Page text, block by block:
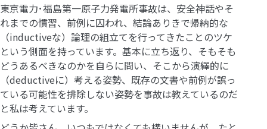
東京電力･福島第一原子力発電所事故は、安全神話やそ
れまでの慣習、前例に囚われ、結論ありきで帰納的な
（inductiveな）論理の組立てを行ってきたことのツケ
という側面を持っています。基本に立ち返り、そもそも
どうあるべきなのかを自らに問い、そこから演繹的に
（deductiveに）考える姿勢、既存の文書や前例が誤っ
ている可能性を排除しない姿勢を事故は教えているのだ
と私は考えています。